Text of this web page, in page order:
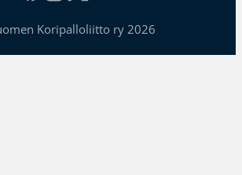
Koripalloliitto ry 2026